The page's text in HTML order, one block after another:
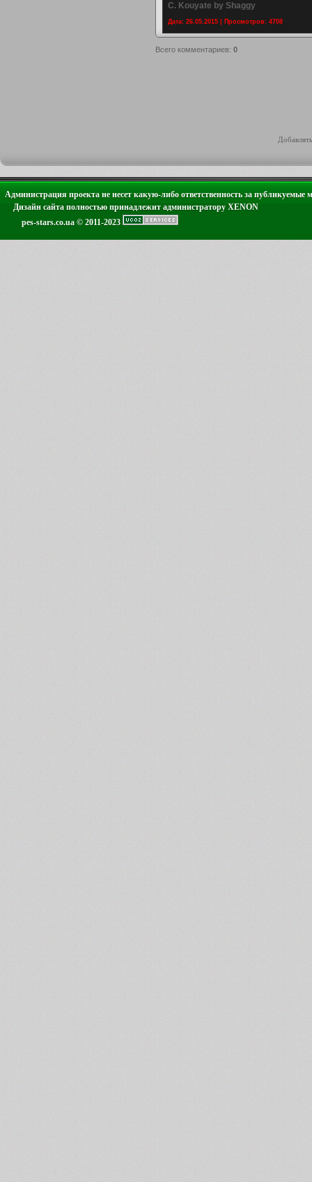
C. Kouyate by Shaggy
Дата: 26.05.2015 | Просмотров: 4708
Всего комментариев: 0
Администрация проекта не несет какую-либо ответственность за публикуемые
Дизайн сайта полностью принадлежит администратору XENON
pes-stars.co.ua © 2011-2023